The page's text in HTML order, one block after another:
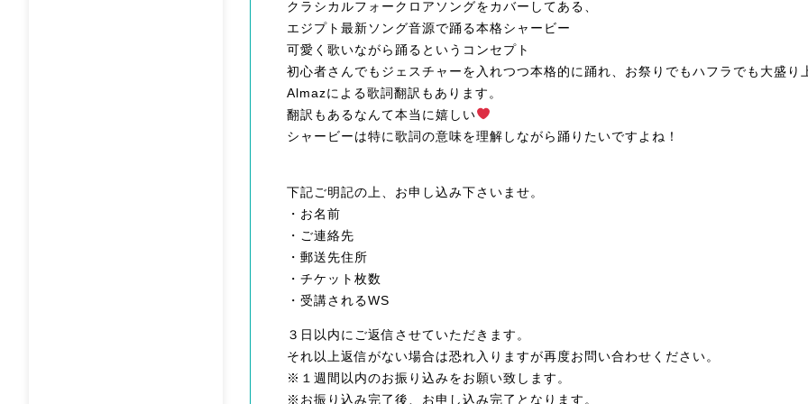
クラシカルフォークロアソングをカバーしてある、
エジプト最新ソング音源で踊る本格シャービー
可愛く歌いながら踊るというコンセプト
初心者さんでもジェスチャーを入れつつ本格的に踊れ、お祭りでもハフラでも大盛り
Almazによる歌詞翻訳もあります。
翻訳もあるなんて本当に嬉しい
シャービーは特に歌詞の意味を理解しながら踊りたいです よね！
下記ご明記の上、お申し込み下さいませ。
・お名前
・ご連絡先
・郵送先住所
・チケット枚数
・受講されるWS
３日以内にご返信させていただきます。
それ以上返信がない場合は恐れ入りますが再度お問い合わせください。
※１週間以内のお振り込みをお願い致します。
※お振り込み完了後、お申し込み完了となります。